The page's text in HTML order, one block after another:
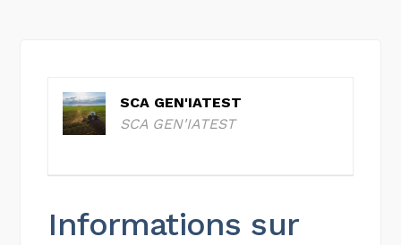
SCA GEN'IATEST
SCA GEN'IATEST
Informations sur